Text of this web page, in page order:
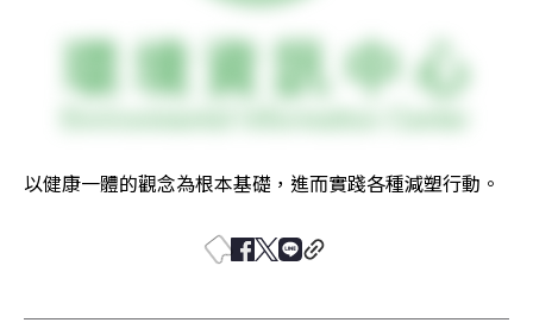
以健康一體的觀念為根本基礎，進而實踐各種減塑行動。